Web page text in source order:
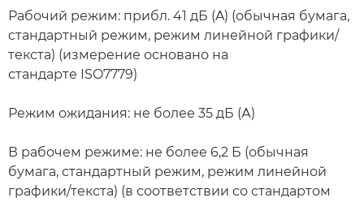
Рабочий режим: прибл. 41 дБ (A) (обычная бумага,
стандартный режим, режим линейной графики/
текста) (измерение основано на
стандарте ISO7779)
Режим ожидания: не более 35 дБ (А)
В рабочем режиме: не более 6,2 Б (обычная
бумага, стандартный режим, режим линейной
графики/текста) (в соответствии со стандартом